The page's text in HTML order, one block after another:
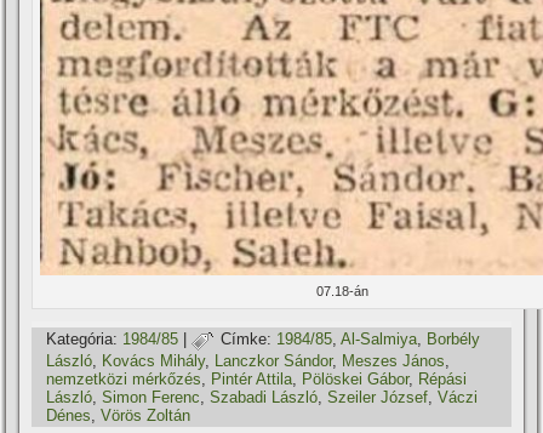
07.18-án
Kategória: 1984/85 | Címke: 1984/85,Al-Salmiya, Borbély
László Kovács Mihály, Lanczkor Sándor, Meszes János
nemzetközi mérkőzés
Pintér Attila Pölöskei Gábor, Répási
László ,Simon Ferenc ,Szabadi László ,Szeiler József ,Váczi
Dénes ,Vörös Zoltán